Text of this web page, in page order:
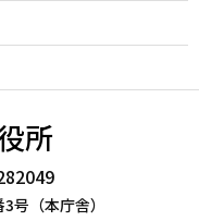
所
（本庁舎）